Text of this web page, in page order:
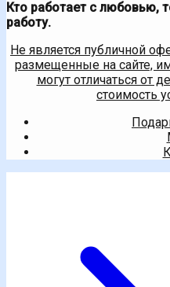
Кто работает с любовью,
работу.
Не является публичной
размещенные на сайте,
могут отличаться от
стоимость